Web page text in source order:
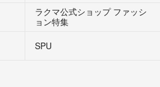
ラクマ公式ショップ ファッシ
ョン特集
SPU